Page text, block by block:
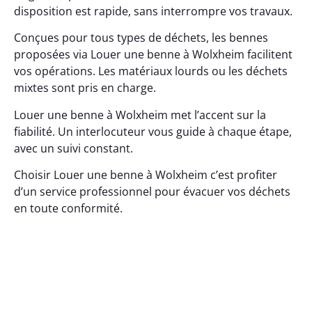
disposition est rapide, sans interrompre vos travaux.
Conçues pour tous types de déchets, les bennes
proposées via Louer une benne à Wolxheim facilitent
vos opérations. Les matériaux lourds ou les déchets
mixtes sont pris en charge.
Louer une benne à Wolxheim met l’accent sur la
fiabilité. Un interlocuteur vous guide à chaque étape,
avec un suivi constant.
Choisir Louer une benne à Wolxheim c’est profiter
d’un service professionnel pour évacuer vos déchets
en toute conformité.